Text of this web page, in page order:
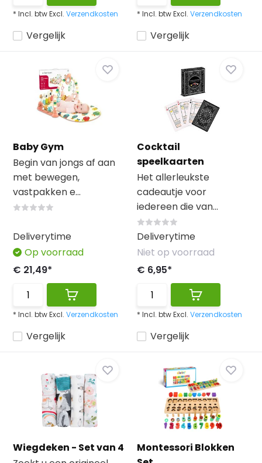
Vergelijk
* Incl. btw Excl.Verzendkosten
Vergelijk
* Incl. btw Excl. Verzendkosten
Baby Gym
Begin van jongs af aan
met bewegen,
vastpakken e...
Vergelijk
Deliverytime
Op voorraad
€ 21,49*
* Incl. btw Excl.Verzendkosten
Cocktail
speelkaarten
Het allerleukste
cadeautje voor
iedereen die van...
Vergelijk
Deliverytime
Niet op voorraad
€ 6,95*
* Incl. btw Excl. Verzendkosten
Wiegdeken - Set van 4
Montessori Blokken